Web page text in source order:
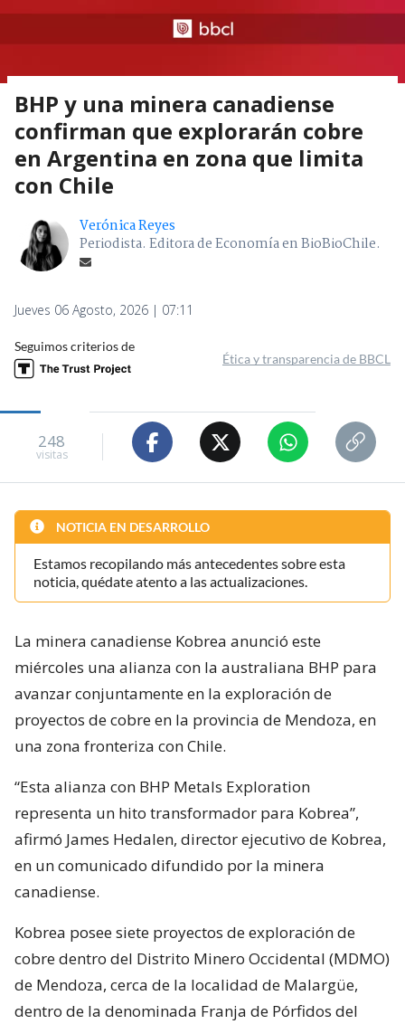
BHP y una minera canadiense
confirman que explorarán cobre
en Argentina en zona que limita
con Chile
Verónica Reyes
Periodista. Editora de Economía en BioBioChile.
Jueves 06 Agosto, 2026 | 07:11
Seguimos criterios de
Ética y transparencia de BBCL
248
visitas
NOTICIA EN DESARROLLO
Estamos recopilando más antecedentes sobre esta
noticia, quédate atento a las actualizaciones.
La minera canadiense Kobrea anunció este
miércoles una alianza con la australiana BHP para
avanzar conjuntamente en la exploración de
proyectos de cobre en la provincia de Mendoza, en
una zona fronteriza con Chile.
“Esta alianza con BHP Metals Exploration
representa un hito transformador para Kobrea”,
afirmó James Hedalen, director ejecutivo de Kobrea,
en un comunicado difundido por la minera
canadiense.
Kobrea posee siete proyectos de exploración de
cobre dentro del Distrito Minero Occidental (MDMO)
de Mendoza, cerca de la localidad de Malargüe,
dentro de la denominada Franja de Pórfidos del